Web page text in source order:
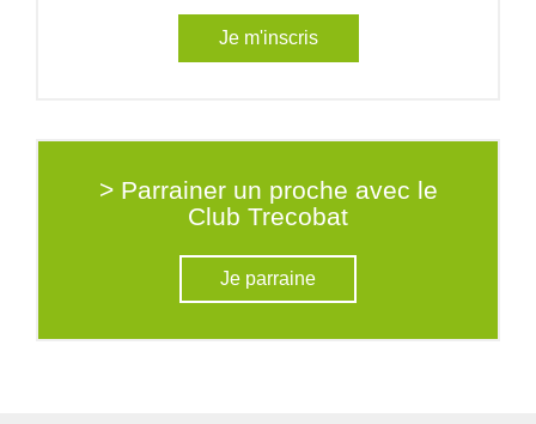
Je m'inscris
> Parrainer un proche avec le
Club Trecobat
Je parraine